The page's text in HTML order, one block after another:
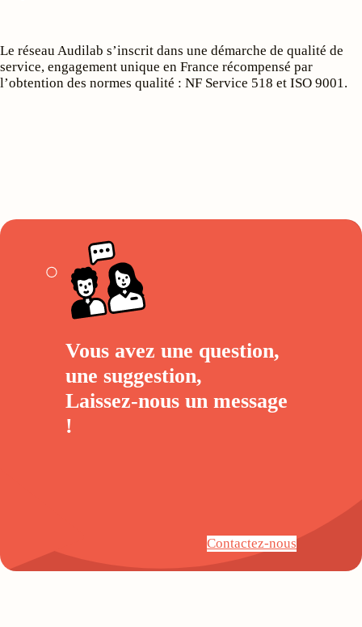
Le réseau Audilab s’inscrit dans une démarche de qualité de
service, engagement unique en France récompensé par
l’obtention des normes qualité : NF Service 518 et ISO 9001.
Vous avez une question,
une suggestion,
Laissez-nous un message
!
Contactez-nous